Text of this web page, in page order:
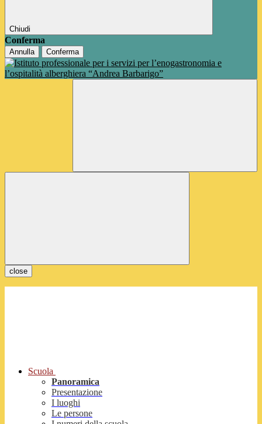
Chiudi
Conferma
Annulla Conferma
close
Scuola
Panoramica
Presentazione
I luoghi
Le persone